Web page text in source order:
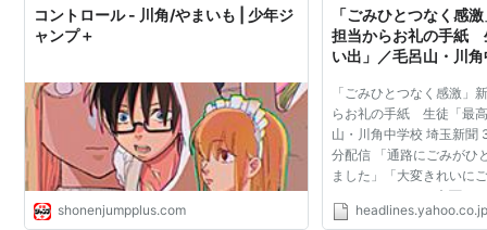
コントロール - 川角/やまいも | 少年ジ
ャンプ＋
shonenjumpplus.com
「ごみひとつなく感
担当からお礼の手紙
い出」／毛呂山・川
「ごみひとつなく感激」
らお礼の手紙 生徒「最
山・川角中学校 埼玉新聞
分配信 「通路にごみがひ
ました」「大変きれいに
した」―。こんな文面の
旬、毛呂山町立川角中学